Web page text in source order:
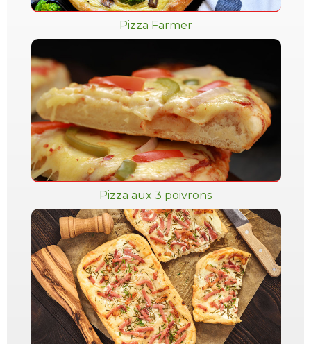
Pizza Farmer
Pizza aux 3 poivrons